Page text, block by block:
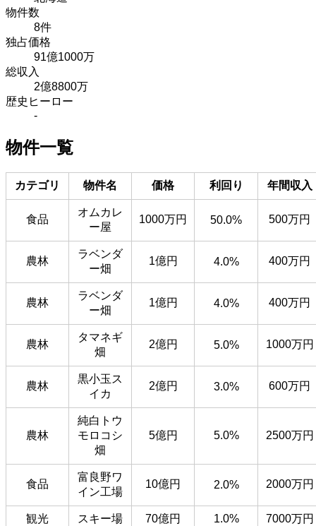
物件数
8件
独占価格
91億1000万
総収入
2億8800万
歴史ヒーロー
-
物件一覧
カテゴリ 物件名 価格 利回り 年間収入
食品
オムカレ
ー屋
1000万円 50.0% 500万円
農林
ラベンダ
ー畑
1億円 4.0% 400万円
農林
ラベンダ
ー畑
1億円 4.0% 400万円
農林
タマネギ
畑
2億円 5.0% 1000万円
農林
黒小玉ス
イカ
2億円 3.0% 600万円
農林
純白トウ
モロコシ
畑
5億円 5.0% 2500万円
食品
富良野ワ
イン工場
10億円 2.0% 2000万円
観光 スキー場 70億円 1.0% 7000万円